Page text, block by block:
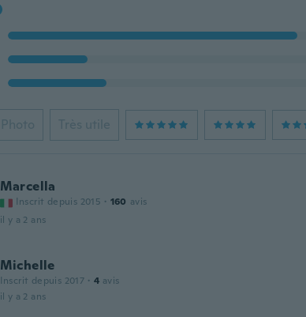
Photo Très utile
Marcella
Inscrit depuis 2015 · 160 avis
il y a 2 ans
Michelle
Inscrit depuis 2017 · 4 avis
il y a 2 ans